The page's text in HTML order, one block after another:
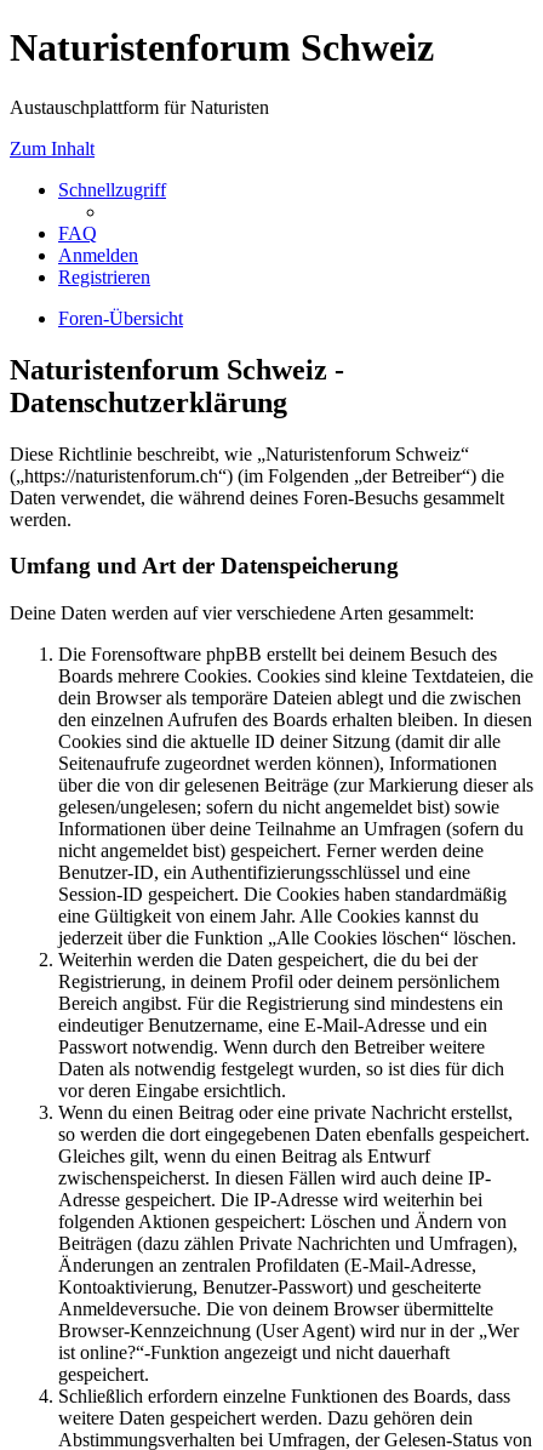
Naturistenforum Schweiz
Austauschplattform für Naturisten
Zum Inhalt
Schnellzugriff
FAQ
Anmelden
Registrieren
Foren-Übersicht
Naturistenforum Schweiz -
Datenschutzerklärung
Diese Richtlinie beschreibt, wie „Naturistenforum Schweiz“
(„https://naturistenforum.ch“) (im Folgenden „der Betreiber“) die
Daten verwendet, die während deines Foren-Besuchs gesammelt
werden.
Umfang und Art der Datenspeicherung
Deine Daten werden auf vier verschiedene Arten gesammelt:
Die Forensoftware phpBB erstellt bei deinem Besuch des
Boards mehrere Cookies. Cookies sind kleine Textdateien, die
dein Browser als temporäre Dateien ablegt und die zwischen
den einzelnen Aufrufen des Boards erhalten bleiben. In diesen
Cookies sind die aktuelle ID deiner Sitzung (damit dir alle
Seitenaufrufe zugeordnet werden können), Informationen
über die von dir gelesenen Beiträge (zur Markierung dieser als
gelesen/ungelesen; sofern du nicht angemeldet bist) sowie
Informationen über deine Teilnahme an Umfragen (sofern du
nicht angemeldet bist) gespeichert. Ferner werden deine
Benutzer-ID, ein Authentifizierungsschlüssel und eine
Session-ID gespeichert. Die Cookies haben standardmäßig
eine Gültigkeit von einem Jahr. Alle Cookies kannst du
jederzeit über die Funktion „Alle Cookies löschen“ löschen.
Weiterhin werden die Daten gespeichert, die du bei der
Registrierung, in deinem Profil oder deinem persönlichem
Bereich angibst. Für die Registrierung sind mindestens ein
eindeutiger Benutzername, eine E-Mail-Adresse und ein
Passwort notwendig. Wenn durch den Betreiber weitere
Daten als notwendig festgelegt wurden, so ist dies für dich
vor deren Eingabe ersichtlich.
Wenn du einen Beitrag oder eine private Nachricht erstellst,
so werden die dort eingegebenen Daten ebenfalls gespeichert.
Gleiches gilt, wenn du einen Beitrag als Entwurf
zwischenspeicherst. In diesen Fällen wird auch deine IP-
Adresse gespeichert. Die IP-Adresse wird weiterhin bei
folgenden Aktionen gespeichert: Löschen und Ändern von
Beiträgen (dazu zählen Private Nachrichten und Umfragen),
Änderungen an zentralen Profildaten (E-Mail-Adresse,
Kontoaktivierung, Benutzer-Passwort) und gescheiterte
Anmeldeversuche. Die von deinem Browser übermittelte
Browser-Kennzeichnung (User Agent) wird nur in der „Wer
ist online?“-Funktion angezeigt und nicht dauerhaft
gespeichert.
Schließlich erfordern einzelne Funktionen des Boards, dass
weitere Daten gespeichert werden. Dazu gehören dein
Abstimmungsverhalten bei Umfragen, der Gelesen-Status von